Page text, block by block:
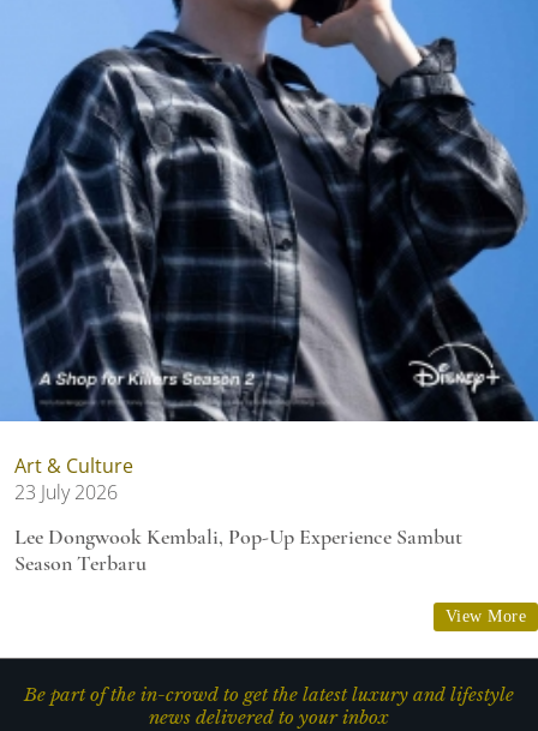
Art & Culture
23 July 2026
Lee Dongwook Kembali, Pop-Up Experience Sambut
Season Terbaru
View More
Be part of the in-crowd to get the latest luxury and lifestyle
news delivered to your inbox